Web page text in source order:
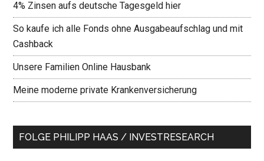
4% Zinsen aufs deutsche Tagesgeld hier
So kaufe ich alle Fonds ohne Ausgabeaufschlag und mit
Cashback
Unsere Familien Online Hausbank
Meine moderne private Krankenversicherung
FOLGE PHILIPP HAAS / INVESTRESEARCH